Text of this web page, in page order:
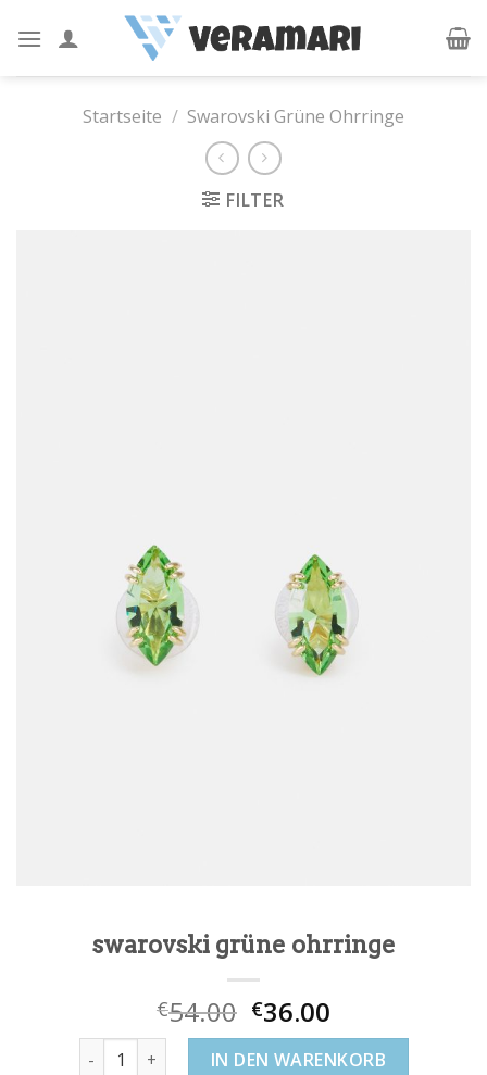
Startseite / Swarovski Grüne Ohrringe
FILTER
swarovski grüne ohrringe
€54.00 €36.00
swarovski grüne ohrringe Menge
IN DEN WARENKORB